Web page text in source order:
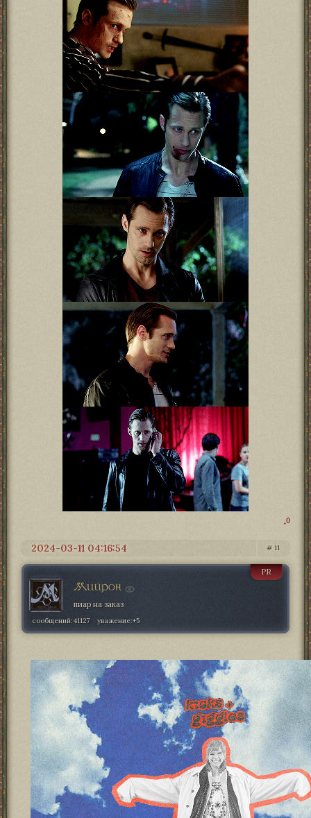
0
11
2024-03-11 04:16:54
Мийрон
PR
пиар на заказ
сообщений:41127 уважение:+5